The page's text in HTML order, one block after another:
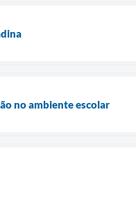
no ambiente escolar